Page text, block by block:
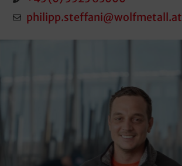
philipp.steffani@wolfmetall.at